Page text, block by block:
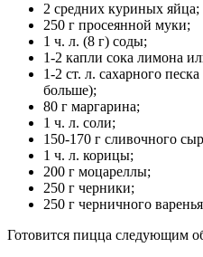
2 средних куриных яйца;
250 г просеянной муки;
1 ч. л. (8 г) соды;
1-2 капли сока лимона
1-2 ст. л. сахарного
больше);
80 г маргарина;
1 ч. л. соли;
150-170 г сливочного
1 ч. л. корицы;
200 г моцареллы;
250 г черники;
250 г черничного
Готовится пицца следующим